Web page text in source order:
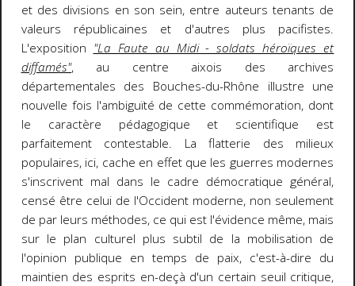
et des divisions en son sein, entre auteurs tenants de
valeurs républicaines et d'autres plus pacifistes.
L'exposition "La Faute au Midi - soldats héroïques et
diffamés", au centre aixois des archives
départementales des Bouches-du-Rhône illustre une
nouvelle fois l'ambiguïté de cette commémoration, dont
le caractère pédagogique et scientifique est
parfaitement contestable. La flatterie des milieux
populaires, ici, cache en effet que les guerres modernes
s'inscrivent mal dans le cadre démocratique général,
censé être celui de l'Occident moderne, non seulement
de par leurs méthodes, ce qui est l'évidence même, mais
sur le plan culturel plus subtil de la mobilisation de
l'opinion publique en temps de paix, c'est-à-dire du
maintien des esprits en-deçà d'un certain seuil critique,